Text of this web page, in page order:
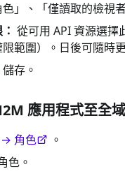
」、「僅讀取的檢視
從可用 API 資源選擇
範圍）。日後可隨時
儲存。
應用程式至全
角色
。
色。